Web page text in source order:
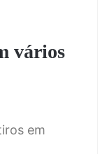
vários
em